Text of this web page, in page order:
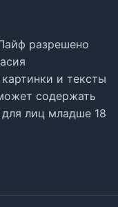
разрешено
и тексты
содержать
лиц младше 18